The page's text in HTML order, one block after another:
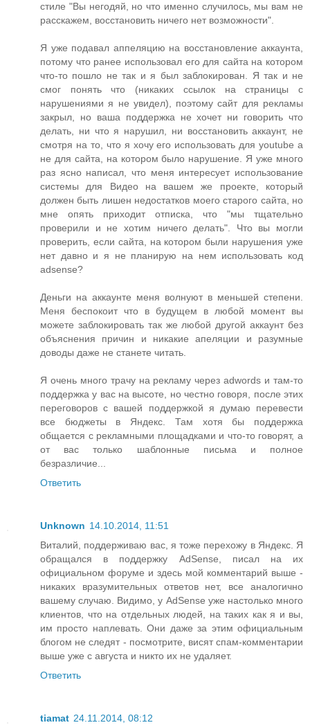
стиле "Вы негодяй, но что именно случилось, мы вам не
расскажем, восстановить ничего нет возможности".
Я уже подавал аппеляцию на восстановление аккаунта,
потому что ранее использовал его для сайта на котором
что-то пошло не так и я был заблокирован. Я так и не
смог понять что (никаких ссылок на страницы с
нарушениями я не увидел), поэтому сайт для рекламы
закрыл, но ваша поддержка не хочет ни говорить что
делать, ни что я нарушил, ни восстановить аккаунт, не
смотря на то, что я хочу его использовать для youtube а
не для сайта, на котором было нарушение. Я уже много
раз ясно написал, что меня интересует использование
системы для Видео на вашем же проекте, который
должен быть лишен недостатков моего старого сайта, но
мне опять приходит отписка, что "мы тщательно
проверили и не хотим ничего делать". Что вы могли
проверить, если сайта, на котором были нарушения уже
нет давно и я не планирую на нем использовать код
adsense?
Деньги на аккаунте меня волнуют в меньшей степени.
Меня беспокоит что в будущем в любой момент вы
можете заблокировать так же любой другой аккаунт без
объяснения причин и никакие апеляции и разумные
доводы даже не станете читать.
Я очень много трачу на рекламу через adwords и там-то
поддержка у вас на высоте, но честно говоря, после этих
переговоров с вашей поддержкой я думаю перевести
все бюджеты в Яндекс. Там хотя бы поддержка
общается с рекламными площадками и что-то говорят, а
от вас только шаблонные письма и полное
безразличие...
Ответить
Unknown 14.10.2014, 11:51
Виталий, поддерживаю вас, я тоже перехожу в Яндекс. Я
обращался в поддержку AdSense, писал на их
официальном форуме и здесь мой комментарий выше -
никаких вразумительных ответов нет, все аналогично
вашему случаю. Видимо, у AdSense уже настолько много
клиентов, что на отдельных людей, на таких как я и вы,
им просто наплевать. Они даже за этим официальным
блогом не следят - посмотрите, висят спам-комментарии
выше уже с августа и никто их не удаляет.
Ответить
tiamat 24.11.2014, 08:12